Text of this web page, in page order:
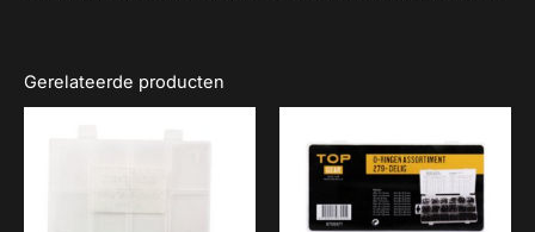
Gerelateerde producten